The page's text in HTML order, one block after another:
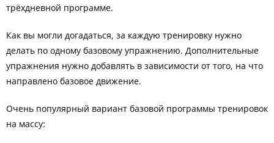
трёхдневной программе.
Как вы могли догадаться, за каждую тренировку нужно
делать по одному базовому упражнению. Дополнительные
упражнения нужно добавлять в зависимости от того, на что
направлено базовое движение.
Очень популярный вариант базовой программы тренировок
на массу: